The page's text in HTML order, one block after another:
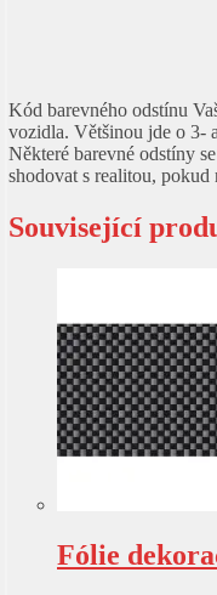
Kód barevného odstínu
vozidla. Většinou jde o 3-
Některé barevné odstíny
shodovat s realitou, pokud
Související
Fólie